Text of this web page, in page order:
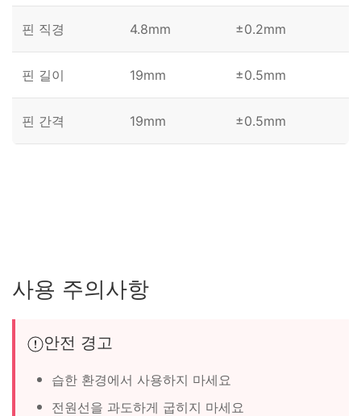
핀 직경 4.8mm ±0.2mm
핀 길이 19mm ±0.5mm
핀 간격 19mm ±0.5mm
사용 주의사항
안전 경고
습한 환경에서 사용하지 마세요
전원선을 과도하게 굽히지 마세요